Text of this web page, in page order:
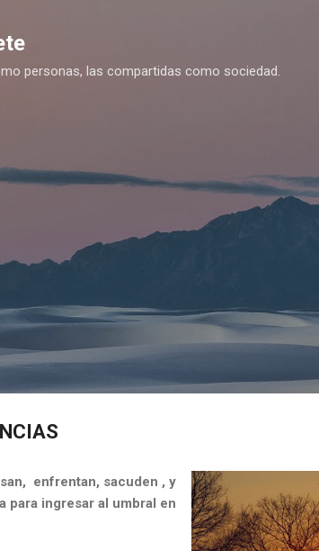
personas, las compartidas como sociedad.
enfrentan, sacuden , y
para ingresar al umbral en